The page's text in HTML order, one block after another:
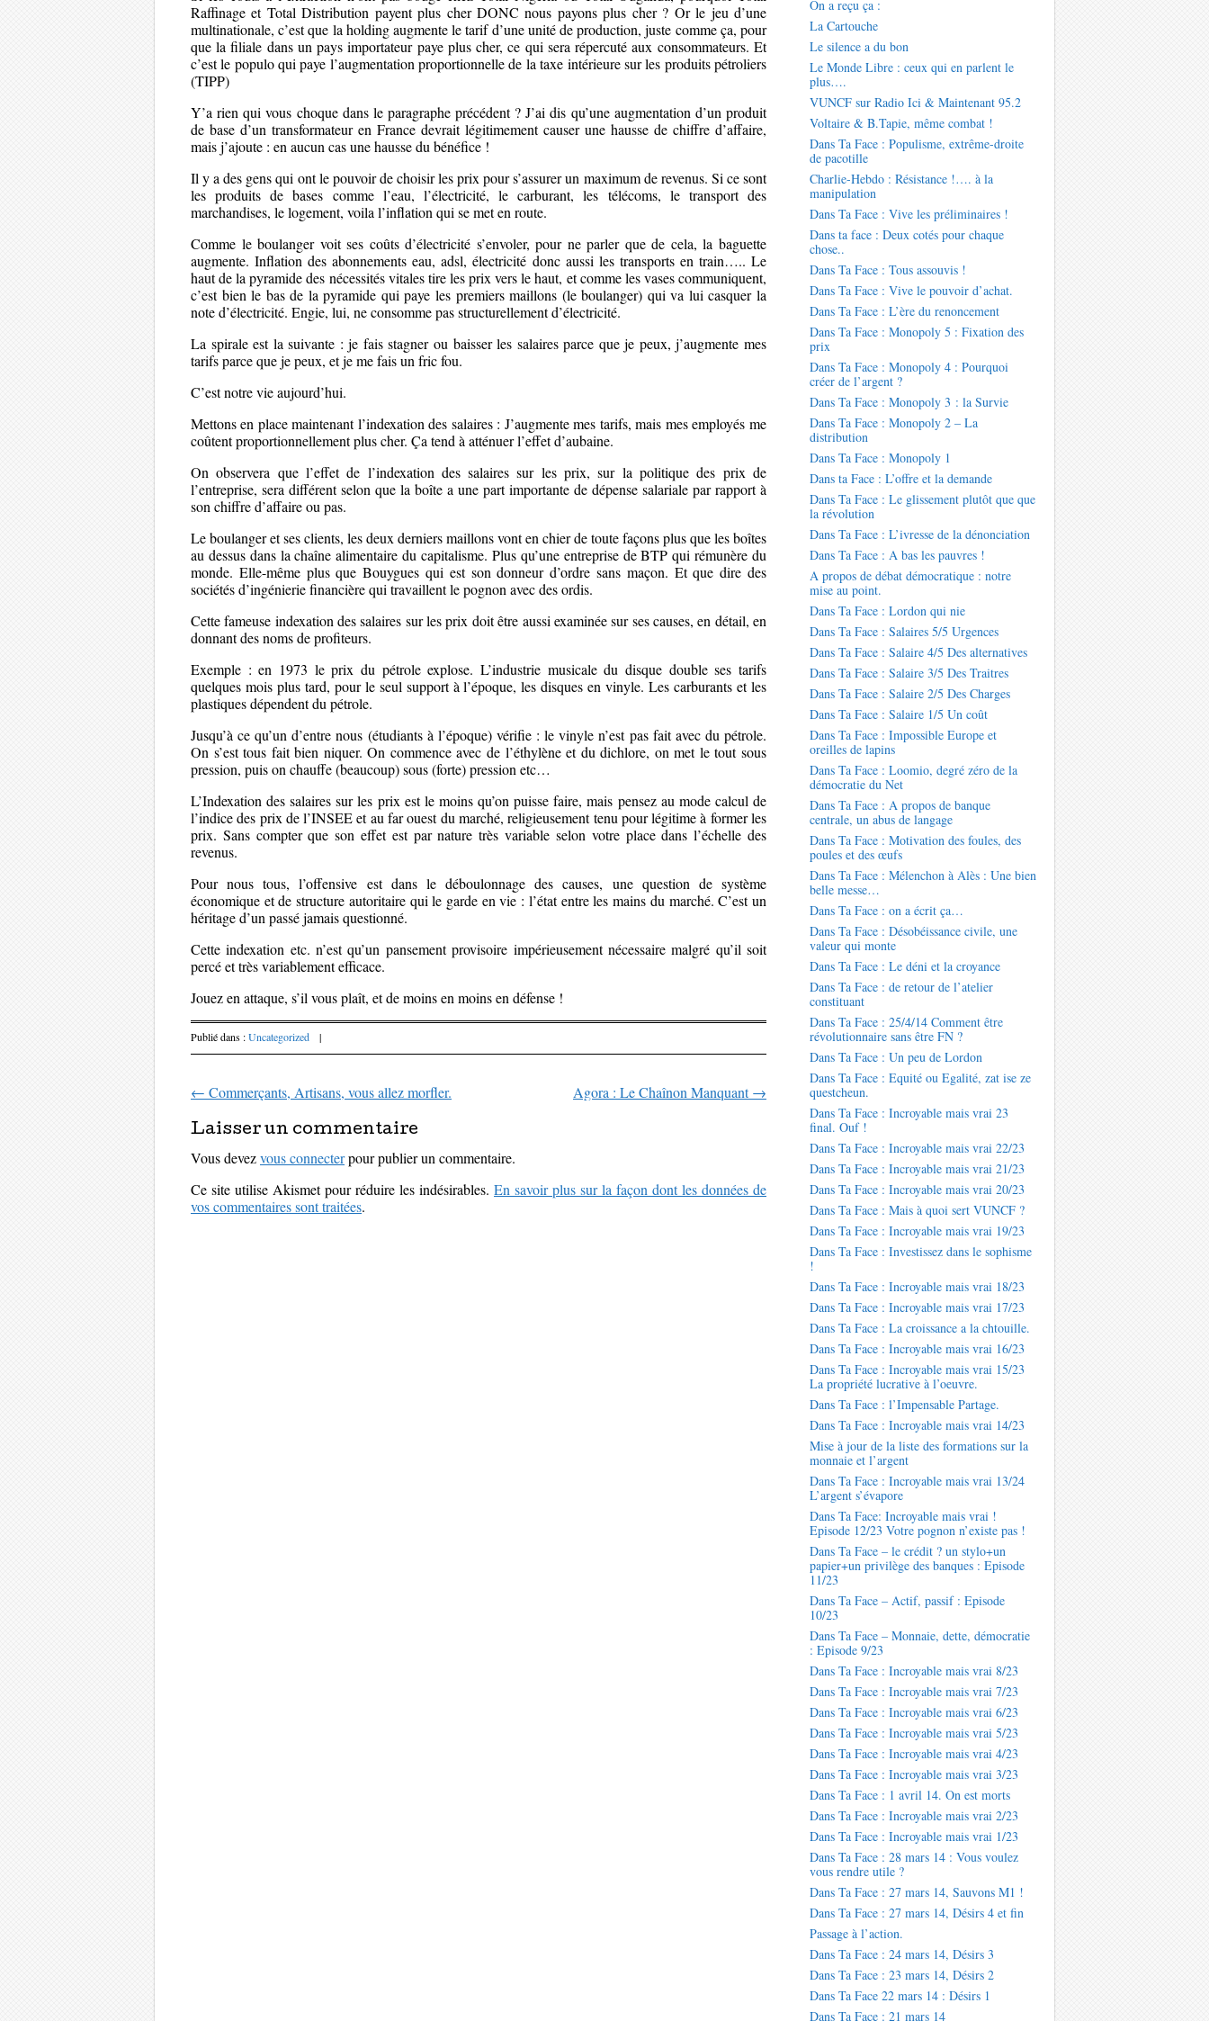
Raffinage et Total Distribution payent plus cher DONC nous payons plus cher ? Or le jeu d’une
multinationale, c’est que la holding augmente le tarif d’une unité de production, juste comme ça, pour
que la filiale dans un pays importateur paye plus cher, ce qui sera répercuté aux consommateurs. Et
c’est le populo qui paye l’augmentation proportionnelle de la taxe intérieure sur les produits pétroliers
(TIPP)
Y’a rien qui vous choque dans le paragraphe précédent ? J’ai dis qu’une augmentation d’un produit
de base d’un transformateur en France devrait légitimement causer une hausse de chiffre d’affaire,
mais j’ajoute : en aucun cas une hausse du bénéfice !
Il y a des gens qui ont le pouvoir de choisir les prix pour s’assurer un maximum de revenus. Si ce sont
les produits de bases comme l’eau, l’électricité, le carburant, les télécoms, le transport des
marchandises, le logement, voila l’inflation qui se met en route.
Comme le boulanger voit ses coûts d’électricité s’envoler, pour ne parler que de cela, la baguette
augmente. Inflation des abonnements eau, adsl, électricité donc aussi les transports en train….. Le
haut de la pyramide des nécessités vitales tire les prix vers le haut, et comme les vases communiquent,
c’est bien le bas de la pyramide qui paye les premiers maillons (le boulanger) qui va lui casquer la
note d’électricité. Engie, lui, ne consomme pas structurellement d’électricité.
La spirale est la suivante : je fais stagner ou baisser les salaires parce que je peux, j’augmente mes
tarifs parce que je peux, et je me fais un fric fou.
C’est notre vie aujourd’hui.
Mettons en place maintenant l’indexation des salaires : J’augmente mes tarifs, mais mes employés me
coûtent proportionnellement plus cher. Ça tend à atténuer l’effet d’aubaine.
On observera que l’effet de l’indexation des salaires sur les prix, sur la politique des prix de
l’entreprise, sera différent selon que la boîte a une part importante de dépense salariale par rapport à
son chiffre d’affaire ou pas.
Le boulanger et ses clients, les deux derniers maillons vont en chier de toute façons plus que les boîtes
au dessus dans la chaîne alimentaire du capitalisme. Plus qu’une entreprise de BTP qui rémunère du
monde. Elle-même plus que Bouygues qui est son donneur d’ordre sans maçon. Et que dire des
sociétés d’ingénierie financière qui travaillent le pognon avec des ordis.
Cette fameuse indexation des salaires sur les prix doit être aussi examinée sur ses causes, en détail, en
donnant des noms de profiteurs.
Exemple : en 1973 le prix du pétrole explose. L’industrie musicale du disque double ses tarifs
quelques mois plus tard, pour le seul support à l’époque, les disques en vinyle. Les carburants et les
plastiques dépendent du pétrole.
Jusqu’à ce qu’un d’entre nous (étudiants à l’époque) vérifie : le vinyle n’est pas fait avec du pétrole.
On s’est tous fait bien niquer. On commence avec de l’éthylène et du dichlore, on met le tout sous
pression, puis on chauffe (beaucoup) sous (forte) pression etc…
L’Indexation des salaires sur les prix est le moins qu’on puisse faire, mais pensez au mode calcul de
l’indice des prix de l’INSEE et au far ouest du marché, religieusement tenu pour légitime à former les
prix. Sans compter que son effet est par nature très variable selon votre place dans l’échelle des
revenus.
Pour nous tous, l’offensive est dans le déboulonnage des causes, une question de système
économique et de structure autoritaire qui le garde en vie : l’état entre les mains du marché. C’est un
héritage d’un passé jamais questionné.
Cette indexation etc. n’est qu’un pansement provisoire impérieusement nécessaire malgré qu’il soit
percé et très variablement efficace.
Jouez en attaque, s’il vous plaît, et de moins en moins en défense !
Publié dans :Uncategorized |
Parcourir les articles
← Commerçants, Artisans, vous allez morfler. Agora : Le Chaînon Manquant→
Laisser un commentaire
Vous devezvous connecterpour publier un commentaire.
Ce site utilise Akismet pour réduire les indésirables. En savoir plus sur la façon dont les données de
vos commentaires sont traitées.
On a reçu ça :
La Cartouche
Le silence a du bon
Le Monde Libre : ceux qui en parlent le
plus….
VUNCF sur Radio Ici & Maintenant 95.2
Voltaire & B.Tapie, même combat !
Dans Ta Face : Populisme, extrême-droite
de pacotille
Charlie-Hebdo : Résistance !…. à la
manipulation
Dans Ta Face : Vive les préliminaires !
Dans ta face : Deux cotés pour chaque
chose..
Dans Ta Face : Tous assouvis !
Dans Ta Face : Vive le pouvoir d’achat.
Dans Ta Face : L’ère du renoncement
Dans Ta Face : Monopoly 5 : Fixation des
prix
Dans Ta Face : Monopoly 4 : Pourquoi
créer de l’argent ?
Dans Ta Face : Monopoly 3 : la Survie
Dans Ta Face : Monopoly 2 – La
distribution
Dans Ta Face : Monopoly 1
Dans ta Face : L’offre et la demande
Dans Ta Face : Le glissement plutôt que que
la révolution
Dans Ta Face : L’ivresse de la dénonciation
Dans Ta Face : A bas les pauvres !
A propos de débat démocratique : notre
mise au point.
Dans Ta Face : Lordon qui nie
Dans Ta Face : Salaires 5/5 Urgences
Dans Ta Face : Salaire 4/5 Des alternatives
Dans Ta Face : Salaire 3/5 Des Traitres
Dans Ta Face : Salaire 2/5 Des Charges
Dans Ta Face : Salaire 1/5 Un coût
Dans Ta Face : Impossible Europe et
oreilles de lapins
Dans Ta Face : Loomio, degré zéro de la
démocratie du Net
Dans Ta Face : A propos de banque
centrale, un abus de langage
Dans Ta Face : Motivation des foules, des
poules et des œufs
Dans Ta Face : Mélenchon à Alès : Une bien
belle messe…
Dans Ta Face : on a écrit ça…
Dans Ta Face : Désobéissance civile, une
valeur qui monte
Dans Ta Face : Le déni et la croyance
Dans Ta Face : de retour de l’atelier
constituant
Dans Ta Face : 25/4/14 Comment être
révolutionnaire sans être FN ?
Dans Ta Face : Un peu de Lordon
Dans Ta Face : Equité ou Egalité, zat ise ze
questcheun.
Dans Ta Face : Incroyable mais vrai 23
final. Ouf !
Dans Ta Face : Incroyable mais vrai 22/23
Dans Ta Face : Incroyable mais vrai 21/23
Dans Ta Face : Incroyable mais vrai 20/23
Dans Ta Face : Mais à quoi sert VUNCF ?
Dans Ta Face : Incroyable mais vrai 19/23
Dans Ta Face : Investissez dans le sophisme
!
Dans Ta Face : Incroyable mais vrai 18/23
Dans Ta Face : Incroyable mais vrai 17/23
Dans Ta Face : La croissance a la chtouille.
Dans Ta Face : Incroyable mais vrai 16/23
Dans Ta Face : Incroyable mais vrai 15/23
La propriété lucrative à l’oeuvre.
Dans Ta Face : l’Impensable Partage.
Dans Ta Face : Incroyable mais vrai 14/23
Mise à jour de la liste des formations sur la
monnaie et l’argent
Dans Ta Face : Incroyable mais vrai 13/24
L’argent s’évapore
Dans Ta Face: Incroyable mais vrai !
Episode 12/23 Votre pognon n’existe pas !
Dans Ta Face – le crédit ? un stylo+un
papier+un privilège des banques : Episode
11/23
Dans Ta Face – Actif, passif : Episode
10/23
Dans Ta Face – Monnaie, dette, démocratie
: Episode 9/23
Dans Ta Face : Incroyable mais vrai 8/23
Dans Ta Face : Incroyable mais vrai 7/23
Dans Ta Face : Incroyable mais vrai 6/23
Dans Ta Face : Incroyable mais vrai 5/23
Dans Ta Face : Incroyable mais vrai 4/23
Dans Ta Face : Incroyable mais vrai 3/23
Dans Ta Face : 1 avril 14. On est morts
Dans Ta Face : Incroyable mais vrai 2/23
Dans Ta Face : Incroyable mais vrai 1/23
Dans Ta Face : 28 mars 14 : Vous voulez
vous rendre utile ?
Dans Ta Face : 27 mars 14, Sauvons M1 !
Dans Ta Face : 27 mars 14, Désirs 4 et fin
Passage à l’action.
Dans Ta Face : 24 mars 14, Désirs 3
Dans Ta Face : 23 mars 14, Désirs 2
Dans Ta Face 22 mars 14 : Désirs 1
Dans Ta Face : 21 mars 14